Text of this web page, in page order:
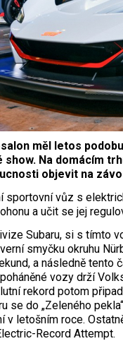
měl letos
show. Na domácím
objevit na
sportovní vůz s
a učit se jej
Subaru, si s tímto
smyčku okruhu
a následně tento
vozy drží
rekord potom
se do „Zeleného
v letošním roce.
Record Attempt.